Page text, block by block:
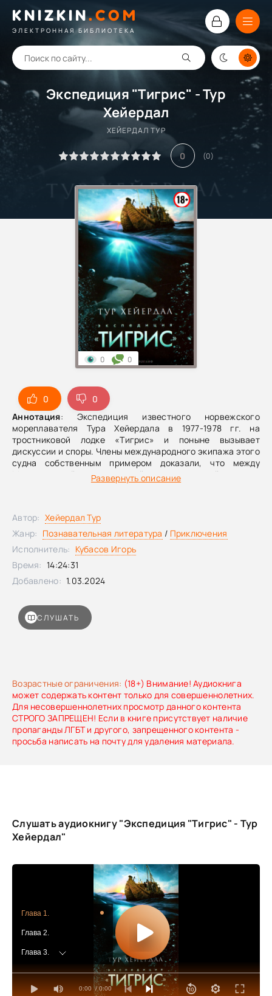
KNIZKIN.COM
ЭЛЕКТРОННАЯ БИБЛИОТЕКА
Экспедиция "Тигрис" - Тур
Хейердал
ХЕЙЕРДАЛ ТУР
0 (0)
0
0
Аннотация: Экспедиция известного норвежского
мореплавателя Тура Хейердала в 1977-1978 гг. на
тростниковой лодке «Тигрис» и поныне вызывает
дискуссии и споры. Члены международного экипажа этого
судна собственным примером доказали, что между
Месопотамией и индской цивилизацией могли
существовать тесные контакты.
Развернуть описание
Возрастные ограничения: (18+) Внимание! Аудиокнига
может содержать контент только для совершеннолетних.
Для несовершеннолетних просмотр данного контента
СТРОГО ЗАПРЕЩЕН! Если в книге присутствует наличие
пропаганды ЛГБТ и другого, запрещенного контента -
просьба написать на почту для удаления материала.
0 0
СЛУШАТЬ
Автор: Хейердал Тур
Жанр: Познавательная литература / Приключения
Исполнитель: Кубасов Игорь
Время: 14:24:31
Добавлено: 1.03.2024
Слушать аудиокнигу "Экспедиция "Тигрис" - Тур
Хейердал"
0:00 / 0:00
Глава 1.
Глава 2.
Глава 3.
Глава 4.
Глава 5.